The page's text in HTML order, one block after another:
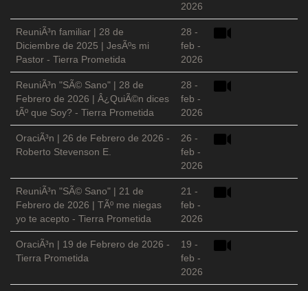
2026
ReuniÃ³n familiar | 28 de
Diciembre de 2025 | JesÃºs mi
Pastor - Tierra Prometida
28 -
feb -
2026
ReuniÃ³n "SÃ© Sano" | 28 de
Febrero de 2026 | Â¿QuiÃ©n dices
tÃº que Soy? - Tierra Prometida
28 -
feb -
2026
OraciÃ³n | 26 de Febrero de 2026 -
Roberto Stevenson E.
26 -
feb -
2026
ReuniÃ³n "SÃ© Sano" | 21 de
Febrero de 2026 | TÃº me niegas
yo te acepto - Tierra Prometida
21 -
feb -
2026
OraciÃ³n | 19 de Febrero de 2026 -
Tierra Prometida
19 -
feb -
2026